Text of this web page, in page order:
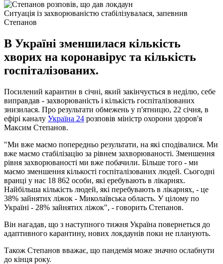
Ситуація із захворюваністю стабілізувалася, запевнив
Степанов
В Україні зменшилася кількість
хворих на коронавірус та кількість
госпіталізованих.
Посилений карантин в січні, який закінчується в неділю, себе
виправдав - захворюваність і кількість госпіталізованих
знизилася. Про результати обмежень у п'ятницю, 22 січня, в
ефірі каналу Україна 24 розповів міністр охорони здоров'я
Максим Степанов.
"Ми вже маємо попередньо результати, на які сподівалися. Ми
вже маємо стабілізацію за рівнем захворюваності. Зменшення
рівня захворюваності ми вже побачили. Більше того - ми
маємо зменшення кількості госпіталізованих людей. Сьогодні
вранці у нас 18 862 особи, які еребувають в лікарнях.
Найбільша кількість людей, які перебувають в лікарнях, - це
38% зайнятих ліжок - Миколаївська область. У цілому по
Україні - 28% зайнятих ліжок", - говорить Степанов.
Він нагадав, що з наступного тижня Україна повернеться до
адаптивного карантину, нових локдаунів поки не планують.
Також Степанов вважає, що пандемія може значно ослабнути
до кінця року.